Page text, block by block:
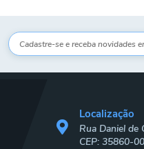
Localização
Rua Daniel de
CEP: 35860-